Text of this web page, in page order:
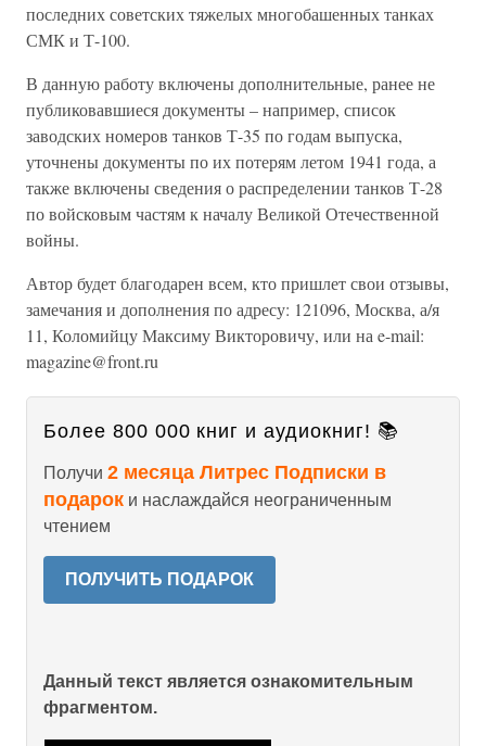
последних советских тяжелых многобашенных танках
СМК и Т-100.
В данную работу включены дополнительные, ранее не
публиковавшиеся документы – например, список
заводских номеров танков Т-35 по годам выпуска,
уточнены документы по их потерям летом 1941 года, а
также включены сведения о распределении танков Т-28
по войсковым частям к началу Великой Отечественной
войны.
Автор будет благодарен всем, кто пришлет свои отзывы,
замечания и дополнения по адресу: 121096, Москва, а/я
11, Коломийцу Максиму Викторовичу, или на e-mail:
magazine@front.ru
Более 800 000 книг и аудиокниг! 📚
Получи 2 месяца Литрес Подписки в
подарок и наслаждайся неограниченным
чтением
ПОЛУЧИТЬ ПОДАРОК
Данный текст является ознакомительным
фрагментом.